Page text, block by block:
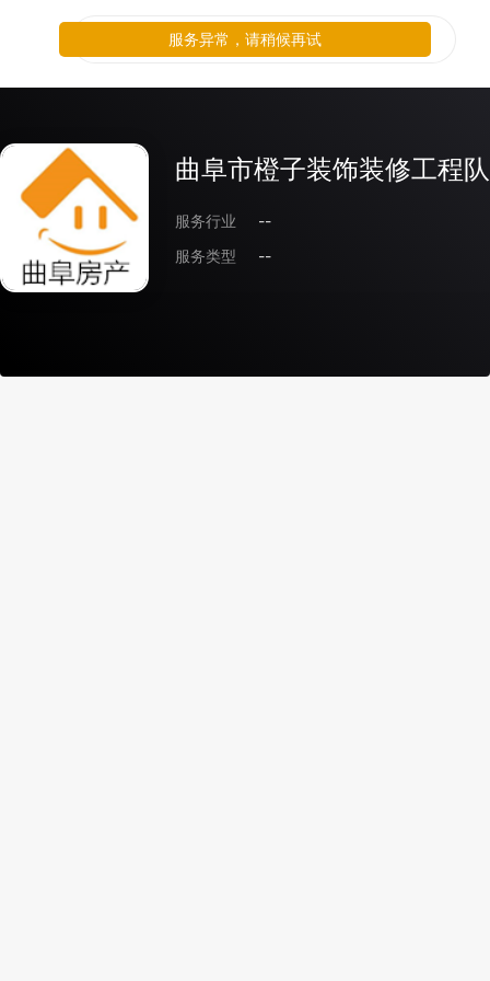
曲阜市橙子装饰装修工程队
服务行业
--
服务类型
--
服务异常，请稍候再试